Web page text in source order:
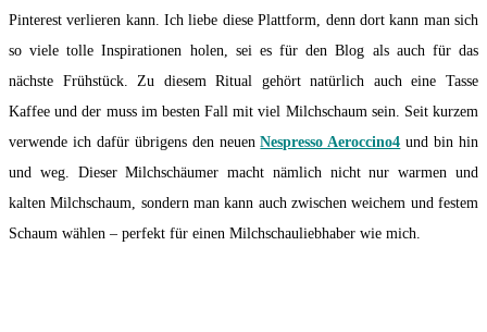
Pinterest verlieren kann. Ich liebe diese Plattform, denn dort kann man sich
so viele tolle Inspirationen holen, sei es für den Blog als auch für das
nächste Frühstück. Zu diesem Ritual gehört natürlich auch eine Tasse
Kaffee und der muss im besten Fall mit viel Milchschaum sein. Seit kurzem
verwende ich dafür übrigens den neuenNespresso Aeroccino4 und bin hin
und weg. Dieser Milchschäumer macht nämlich nicht nur warmen und
kalten Milchschaum, sondern man kann auch zwischen weichem und festem
Schaum wählen – perfekt für einen Milchschauliebhaber wie mich.